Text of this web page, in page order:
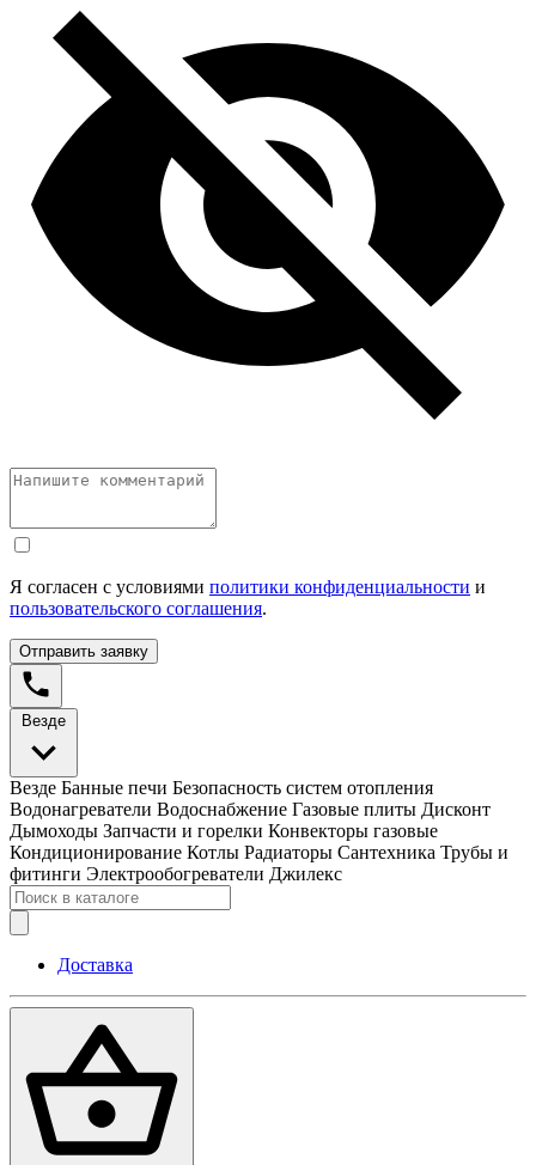
Я согласен с условиями политики конфиденциальности и
пользовательского соглашения.
Отправить заявку
Везде
Везде Банные печи Безопасность систем отопления
Водонагреватели Водоснабжение Газовые плиты Дисконт
Дымоходы Запчасти и горелки Конвекторы газовые
Кондиционирование Котлы Радиаторы Сантехника Трубы и
фитинги Электрообогреватели Джилекс
Доставка